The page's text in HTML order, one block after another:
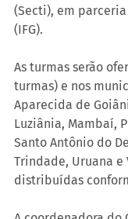
(Secti), em
(IFG).
As turmas serão
turmas) e nos
Aparecida de
Luziânia, Mambaí,
Santo Antônio do
Trindade, Uruana e
distribuídas